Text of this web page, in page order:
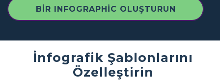
BIR INFOGRAPHIC OLUŞTURUN
İnfografik Şablonlarını
Özelleştirin